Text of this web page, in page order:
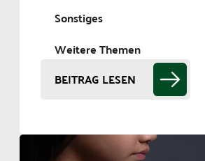
Sonstiges
Weitere Themen
BEITRAG LESEN